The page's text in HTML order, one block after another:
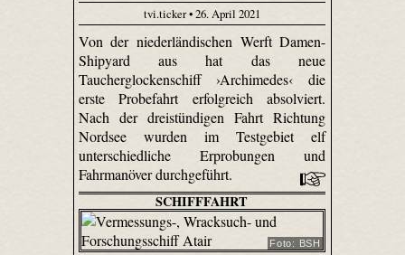
tvi.ticker • 26. April 2021
Von der niederländischen Werft Damen-
Shipyard aus hat das neue
Taucherglockenschiff ›Archimedes‹ die
erste Probefahrt erfolgreich absolviert.
Nach der dreistündigen Fahrt Richtung
Nordsee wurden im Testgebiet elf
unterschiedliche Erprobungen und
Fahrmanöver durchgeführt.
SCHIFFFAHRT
Foto: BSH